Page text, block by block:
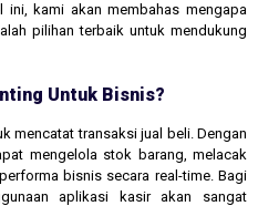
kami akan membahas mengapa
pilihan terbaik untuk mendukung
Untuk Bisnis?
mencatat transaksi jual beli. Dengan
mengelola stok barang, melacak
bisnis secara real-time. Bagi
aplikasi kasir akan sangat